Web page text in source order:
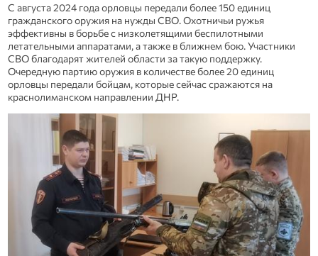
С августа 2024 года орловцы передали более 150 единиц
гражданского оружия на нужды СВО. Охотничьи ружья
эффективны в борьбе с низколетящими беспилотными
летательными аппаратами, а также в ближнем бою. Участники
СВО благодарят жителей области за такую поддержку.
Очередную партию оружия в количестве более 20 единиц
орловцы передали бойцам, которые сейчас сражаются на
краснолиманском направлении ДНР.